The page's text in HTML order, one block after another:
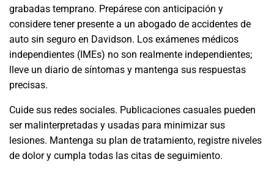
grabadas temprano. Prepárese con anticipación y
considere tener presente a un abogado de accidentes de
auto sin seguro en Davidson. Los exámenes médicos
independientes (IMEs) no son realmente independientes;
lleve un diario de síntomas y mantenga sus respuestas
precisas.
Cuide sus redes sociales. Publicaciones casuales pueden
ser malinterpretadas y usadas para minimizar sus
lesiones. Mantenga su plan de tratamiento, registre niveles
de dolor y cumpla todas las citas de seguimiento.